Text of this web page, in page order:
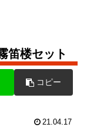
笛楼セット
コピー
21.04.17